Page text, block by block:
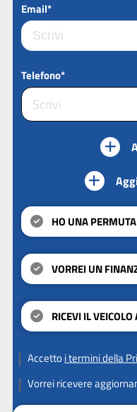
Email*
Telefono*
HO UNA PERMUTA
VORREI UN
RICEVI IL VEICOLO
Accettoi termini della
Vorrei ricevere